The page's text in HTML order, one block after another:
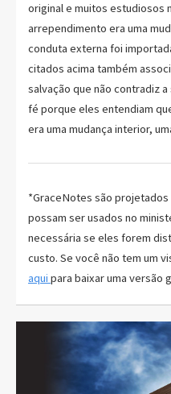
original e muitos estudiosos
arrependimento era uma
conduta externa foi
citados acima também
salvação que não contradiz
fé porque eles entendiam
era uma mudança interior,
*GraceNotes são
possam ser usados no
necessária se eles forem
custo. Se você não tem um
aqui para baixar uma versão